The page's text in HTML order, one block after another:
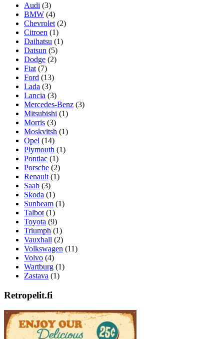
Audi (3)
BMW (4)
Chevrolet (2)
Citroen (1)
Daihatsu (1)
Datsun (5)
Dodge (2)
Fiat (7)
Ford (13)
Lada (3)
Lancia (3)
Mercedes-Benz (3)
Mitsubishi (1)
Morris (3)
Moskvitsh (1)
Opel (14)
Plymouth (1)
Pontiac (1)
Porsche (2)
Renault (1)
Saab (3)
Skoda (1)
Sunbeam (1)
Talbot (1)
Toyota (9)
Triumph (1)
Vauxhall (2)
Volkswagen (11)
Volvo (4)
Wartburg (1)
Zastava (1)
Retropelit.fi